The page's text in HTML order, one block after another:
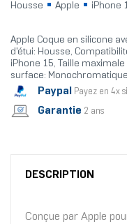
Housse
Apple iPhone
Apple Coque en silicone
d'étui: Housse,
iPhone 15, Taille
surface:
Paypal Payez en 4x
Garantie 2 ans
DESCRIPTION
Conçue par Apple